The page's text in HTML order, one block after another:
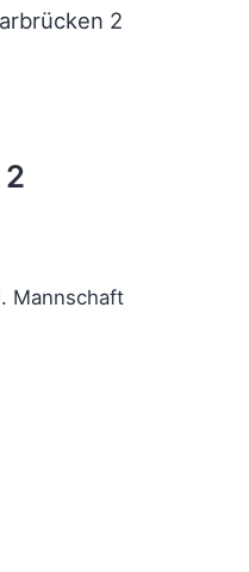
Mannschaft